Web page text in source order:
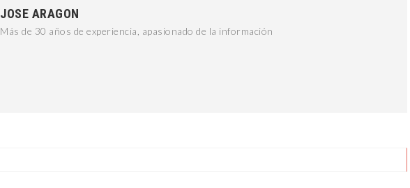
JOSE ARAGON
Más de 30 años de experiencia, apasionado de la información